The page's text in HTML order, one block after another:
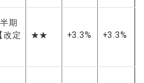
期
改定
★★ +3.3% +3.3%